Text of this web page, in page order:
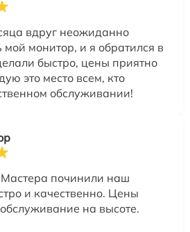
вдруг неожиданно
мой монитор, и я обратился в
быстро, цены приятно
это место всем, кто
обслуживании!
починили наш
и качественно. Цены
на высоте.